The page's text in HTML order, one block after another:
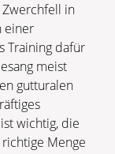
in
einer
Training dafür
meist
gutturalen
wichtig, die
Menge